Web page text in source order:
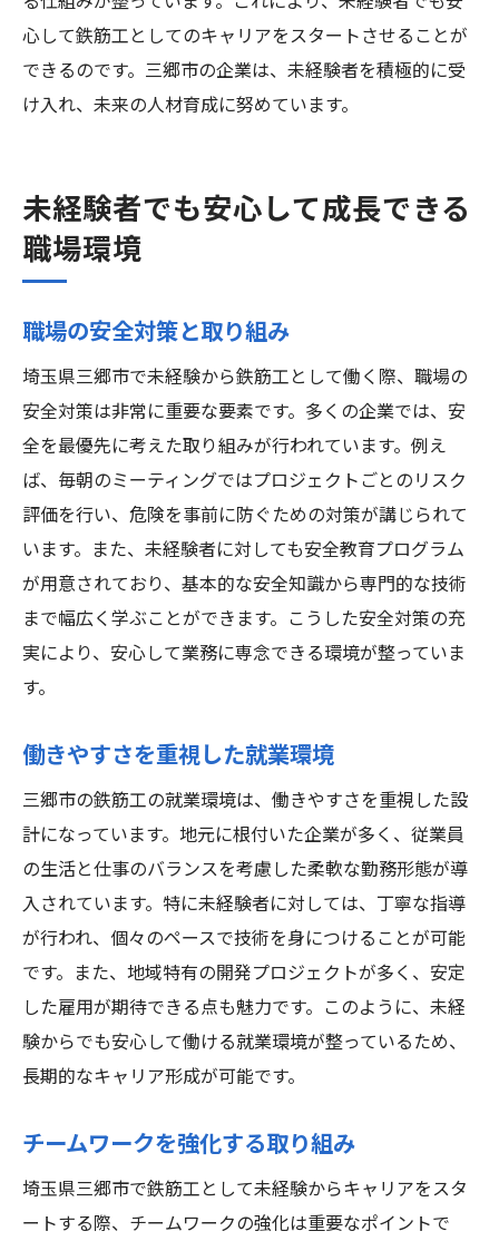
心して鉄筋工としてのキャリアをスタートさせることが
できるのです。三郷市の企業は、未経験者を積極的に受
け入れ、未来の人材育成に努めています。
未経験者でも安心して成長できる
職場環境
職場の安全対策と取り組み
埼玉県三郷市で未経験から鉄筋工として働く際、職場の
安全対策は非常に重要な要素です。多くの企業では、安
全を最優先に考えた取り組みが行われています。例え
ば、毎朝のミーティングではプロジェクトごとのリスク
評価を行い、危険を事前に防ぐための対策が講じられて
います。また、未経験者に対しても安全教育プログラム
が用意されており、基本的な安全知識から専門的な技術
まで幅広く学ぶことができます。こうした安全対策の充
実により、安心して業務に専念できる環境が整っていま
す。
働きやすさを重視した就業環境
三郷市の鉄筋工の就業環境は、働きやすさを重視した設
計になっています。地元に根付いた企業が多く、従業員
の生活と仕事のバランスを考慮した柔軟な勤務形態が導
入されています。特に未経験者に対しては、丁寧な指導
が行われ、個々のペースで技術を身につけることが可能
です。また、地域特有の開発プロジェクトが多く、安定
した雇用が期待できる点も魅力です。このように、未経
験からでも安心して働ける就業環境が整っているため、
長期的なキャリア形成が可能です。
チームワークを強化する取り組み
埼玉県三郷市で鉄筋工として未経験からキャリアをスタ
ートする際、チームワークの強化は重要なポイントで